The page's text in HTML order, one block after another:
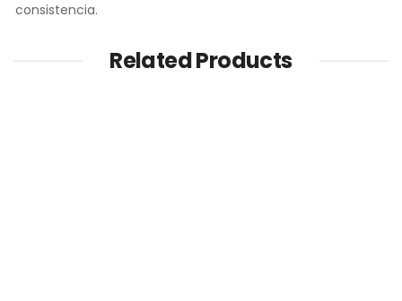
consistencia.
Related Products